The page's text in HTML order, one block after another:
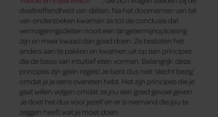
doeltreffendheid van diëten. Na het doornemen van tal
van onderzoeken kwamen ze tot de conclusie dat
vermageringsdiëten nooit een langetermijnoplossing
zijn en meer kwaad dan goed doen. Ze besloten het
anders aan te pakken en kwamen uit op tien principes
die de basis van intuïtief eten vormen. Belangrijk: deze
principes zijn géén regels! Je bent dus niet ‘slecht bezig’
omdat je je eens overeten hebt. Het zijn principes die je
gaat willen volgen omdat ze jou een goed gevoel geven.
Je doet het dus voor jezelf en er is niemand die jou te
zeggen heeft wat je moet doen.